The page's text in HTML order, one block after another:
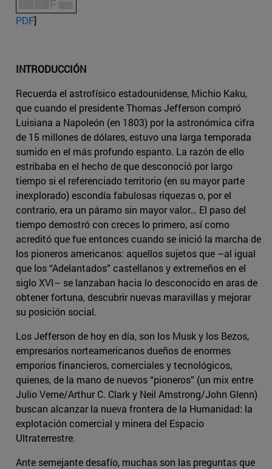
PDF]
INTRODUCCIÓN
Recuerda el astrofísico estadounidense, Michio Kaku,
que cuando el presidente Thomas Jefferson compró
Luisiana a Napoleón (en 1803) por la astronómica cifra
de 15 millones de dólares, estuvo una larga temporada
sumido en el más profundo espanto. La razón de ello
estribaba en el hecho de que desconoció por largo
tiempo si el referenciado territorio (en su mayor parte
inexplorado) escondía fabulosas riquezas o, por el
contrario, era un páramo sin mayor valor… El paso del
tiempo demostró con creces lo primero, así como
acreditó que fue entonces cuando se inició la marcha de
los pioneros americanos: aquellos sujetos que –al igual
que los “Adelantados” castellanos y extremeños en el
siglo XVI– se lanzaban hacia lo desconocido en aras de
obtener fortuna, descubrir nuevas maravillas y mejorar
su posición social.
Los Jefferson de hoy en día, son los Musk y los Bezos,
empresarios norteamericanos dueños de enormes
emporios financieros, comerciales y tecnológicos,
quienes, de la mano de nuevos “pioneros” (un mix entre
Julio Verne/Arthur C. Clark y Neil Amstrong/John Glenn)
buscan alcanzar la nueva frontera de la Humanidad: la
explotación comercial y minera del Espacio
Ultraterrestre.
Ante semejante desafío, muchas son las preguntas que